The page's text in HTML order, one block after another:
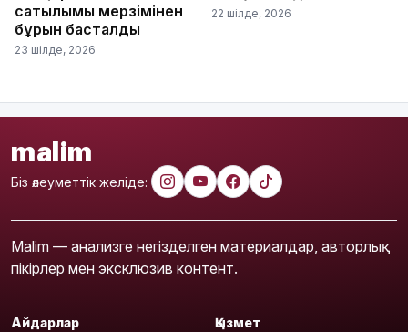
сатылымы мерзімінен
бұрын басталды
23 шілде, 2026
22 шілде, 2026
malim
Біз әлеуметтік желіде:
Malim — анализге негізделген материалдар, авторлық
пікірлер мен эксклюзив контент.
Айдарлар Қызмет